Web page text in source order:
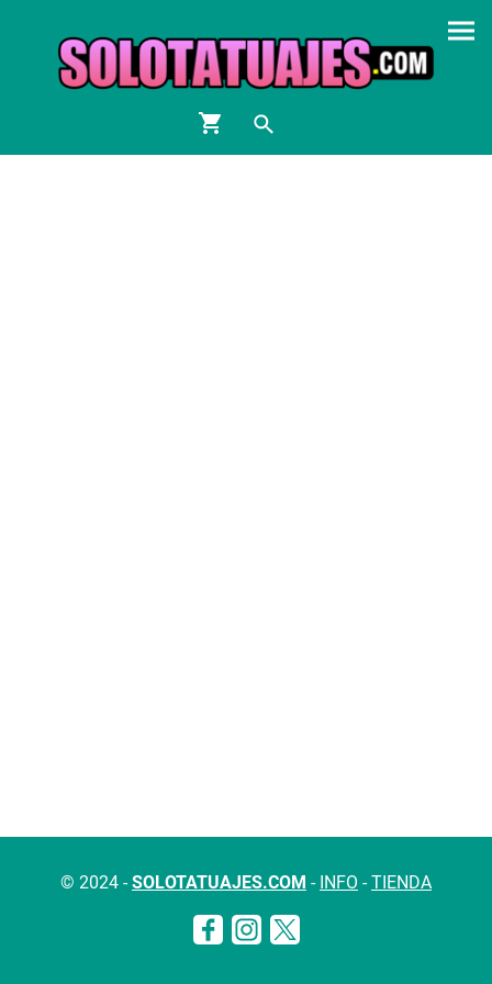
© 2024 -SOLOTATUAJES.COM - INFO -TIENDA